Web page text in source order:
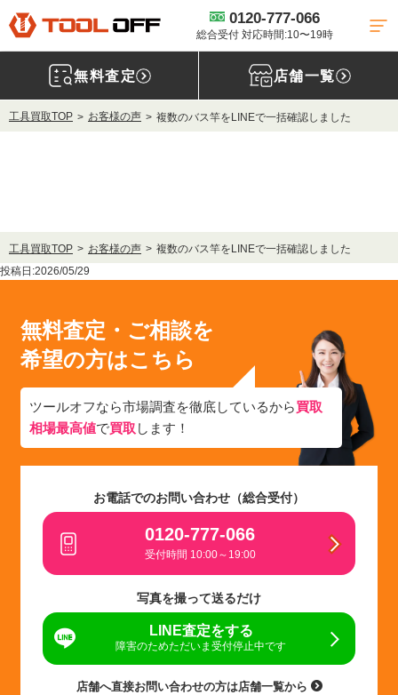
0120-777-066
総合受付 対応時間:10〜19時
無料査定 店舗一覧
工具買取TOP お客様の声 複数のバス竿をLINEで一括確認しました
工具買取TOP お客様の声
複数のバス竿をLINEで一括確認しました
投稿日:2026/05/29
無料査定・ご相談を
希望の方はこちら
ツールオフなら市場調査を徹底しているから買取
相場最高値で買取 します！
お電話でのお問い合わせ（総合受付）
0120-777-066
受付時間 10:00～19:00
写真を撮って送るだけ
LINE査定をする
障害のためただいま受付停止中です
店舗へ直接お問い合わせの方は店舗一覧から